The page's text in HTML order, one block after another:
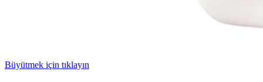
Büyütmek için tıklayın